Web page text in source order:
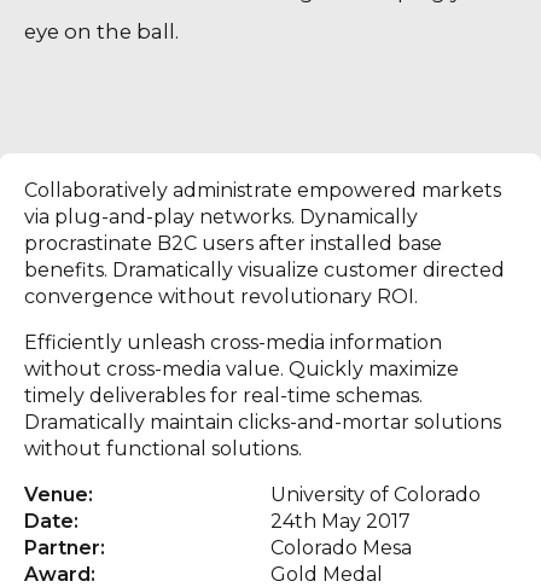
eye on the ball.
Collaboratively administrate empowered markets
via plug-and-play networks. Dynamically
procrastinate B2C users after installed base
benefits. Dramatically visualize customer directed
convergence without revolutionary ROI.
Efficiently unleash cross-media information
without cross-media value. Quickly maximize
timely deliverables for real-time schemas.
Dramatically maintain clicks-and-mortar solutions
without functional solutions.
Venue:
University of Colorado
Date:
24th May 2017
Partner:
Colorado Mesa
Award:
Gold Medal